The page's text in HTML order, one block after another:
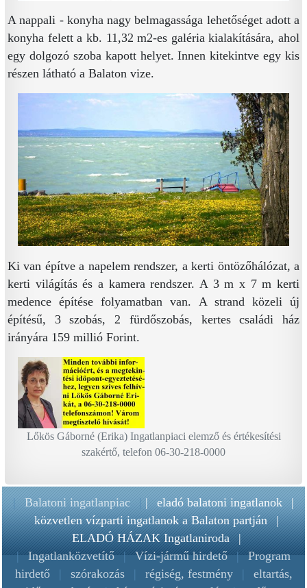
A nappali - konyha nagy belmagassága lehetőséget adott a
konyha felett a kb. 11,32 m2-es galéria kialakítására, ahol
egy dolgozó szoba kapott helyet. Innen kitekintve egy kis
részen látható a Balaton vize.
Ki van építve a napelem rendszer, a kerti öntözőhálózat, a
kerti világítás és a kamera rendszer. A 3 m x 7 m kerti
medence építése folyamatban van. A strand közeli új
építésű, 3 szobás, 2 fürdőszobás, kertes családi ház
irányára 159 millió Forint.
Lőkös Gáborné (Erika) Ingatlanpiaci elemző és értékesítési
szakértő, telefon 06-30-218-0000
| Balatoni ingatlanpiac || eladó balatoni ingatlanok |
közvetlen vízparti ingatlanok a Balaton partján |
ELADÓ HÁZAK Ingatlaniroda |
| Ingatlanközvetítő | Vízi-jármű hirdető | Program
hirdető
| szórakozás | régiség, festmény |
eltartás,